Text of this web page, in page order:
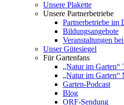
Unsere Plakette
Unsere Partnerbetriebe
Partnerbetriebe im
Bildungsangebote
Veranstaltungen
Unser Gütesiegel
Für Gartenfans
„Natur im Garten“
„Natur im Garten“
Garten-Podcast
Blog
ORF-Sendung